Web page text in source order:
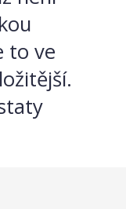
to ve